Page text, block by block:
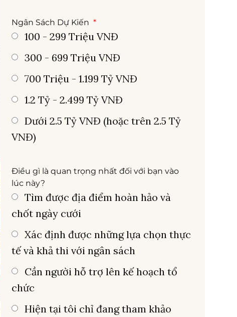
Ngân Sách Dự Kiến
100 - 299 Triệu VNĐ
300 - 699 Triệu VNĐ
700 Triệu - 1.199 Tỷ VNĐ
1.2 Tỷ - 2.499 Tỷ VNĐ
Dưới 2.5 Tỷ VNĐ (hoặc trên 2.5 Tỷ
VNĐ)
Điều gì là quan trọng nhất đối với bạn vào
lúc này?
Tìm được địa điểm hoàn hảo và
chốt ngày cưới
Xác định được những lựa chọn thực
tế và khả thi với ngân sách
Cần người hỗ trợ lên kế hoạch tổ
chức
Hiện tại tôi chỉ đang tham khảo